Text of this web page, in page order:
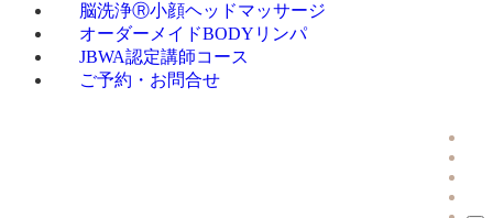
脳洗浄Ⓡ小顔ヘッドマッサージ
オーダーメイドBODYリンパ
JBWA認定講師コース
ご予約・お問合せ